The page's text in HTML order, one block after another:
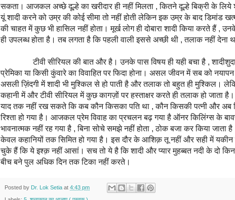
सकता। आजकल अच्छे दूल्हे का खरीदार ही नहीं मिलता , कितने दूल्हे बिक्री के
यूं शादी करने को उम्र की कोई सीमा तो नहीं होती लेकिन इक उम्र के बाद डिमांड
की चाहत में कुछ भी हासिल नहीं होता। मूर्ख लोग ही दोबारा शादी किया करते हैं ,
ही उपलब्ध होता है। तब लगता है कि पहली वाली इससे अच्छी थी , तलाक नहीं देना
टीवी सीरियल की बात और है। उनके पास विषय ही यही बचा है , शादीशुदा
प्रेमिका या किसी कुंवारे का विवाहित पर फिदा होना। असल जीवन में सब को नयापन
असली ज़िंदगी में शादी भी मुश्किल से हो पाती है और तलाक तो बहुत ही मुश्किल।
कहानी में और टीवी सीरियल में कुछ कागज़ों पर हस्ताक्षर करते ही तलाक हो जाता
याद तक नहीं रख सकते कि कब कौन किसका पति था , कौन किसकी पत्नी और अब
रिश्ता हो गया है। आजकल प्रेम विवाह का प्रचलन बढ़ गया है ऑनर किलिंग्स के
भावनात्मक नहीं रह गया है , बिना सोचे समझे नहीं होता , ठोक बजा कर किया जाता
केवल कहानियों तक सिमित हो गया है। इस दौर के आशिक़ तू नहीं और सही में
चुके हैं कि ये इश्क़ नहीं आसां। सच तो ये है कि शादी और प्यार मुहब्बत नदी के दो
बीच बने पुल अधिक दिन तक टिका नहीं करते।
Posted by Dr. Lok Setia at 4:43 pm